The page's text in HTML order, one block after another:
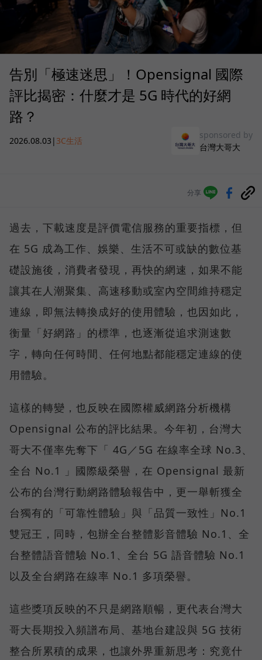
告別「極速迷思」！Opensignal 國際
評比揭密：什麼才是 5G 時代的好網
路？
2026.08.03 | 3C生活
sponsored by
台灣大哥大
分享
過去，下載速度是評價電信服務的重要指標，但
在 5G 成為工作、娛樂、生活不可或缺的數位基
礎設施後，消費者發現，再快的網速，如果不能
讓其在人潮聚集、高速移動或室內空間維持穩定
連線，即無法轉換成好的使用體驗，也因如此，
衡量「好網路」的標準，也逐漸從追求測速數
字，轉向任何時間、任何地點都能穩定連線的使
用體驗。
這樣的轉變，也反映在國際權威網路分析機構
Opensignal 公布的評比結果。今年初，台灣大
哥大不僅率先奪下「 4G／5G 在線率全球 No.3、
全台 No.1 」國際級榮譽，在 Opensignal 最新
公布的台灣行動網路體驗報告中，更一舉斬獲全
台獨有的「可靠性體驗」與「品質一致性」No.1
雙冠王，同時，包辦全台整體影音體驗 No.1、全
台整體語音體驗 No.1、全台 5G 語音體驗 No.1
以及全台網路在線率 No.1 多項榮譽。
這些獎項反映的不只是網路順暢，更代表台灣大
哥大長期投入頻譜布局、基地台建設與 5G 技術
整合所累積的成果，也讓外界重新思考：究竟什